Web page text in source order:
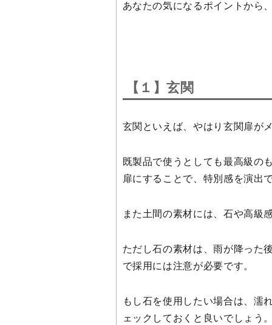
あなたの気になるポイントから
【１】玄関
玄関といえば、やはり玄関扉が
既製品で使うとしても最高級の
扉にすることで、特別感を演出
また土間の素材には、石や高級
ただし石の素材は、雨が降った
で採用には注意が必要です。
もし石を使用したい場合は、濡
ェックしておくと良いでしょう